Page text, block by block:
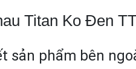
Titan Ko Đen
sản phẩm bên